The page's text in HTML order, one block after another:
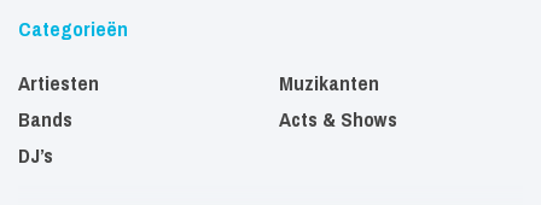
Categorieën
Artiesten
Bands
DJ’s
Muzikanten
Acts & Shows